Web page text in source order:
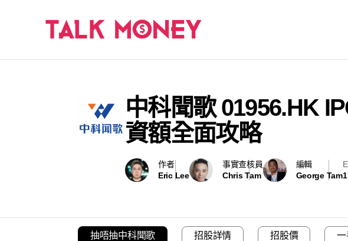
中科聞歌 01956.HK
資額全面攻略
作者
Eric Lee
事實查核員
Chris Tam
編輯
George Tam
抽唔抽中科聞歌 招股詳情 招股價 一